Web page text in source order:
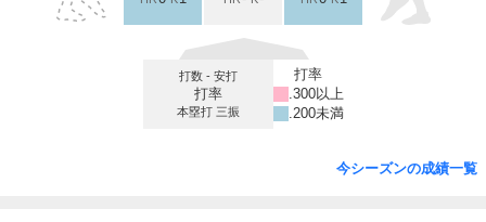
打数 - 安打
打率
本塁打 三振
打率
.300以上
.200未満
今シーズンの成績一覧